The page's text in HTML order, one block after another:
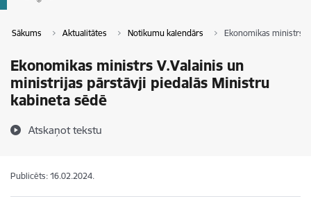
Sākums Aktualitātes Notikumu kalendārs Ekonomikas ministrs
Ekonomikas ministrs V.Valainis un
ministrijas pārstāvji piedalās Ministru
kabineta sēdē
Atskaņot tekstu
Publicēts: 16.02.2024.